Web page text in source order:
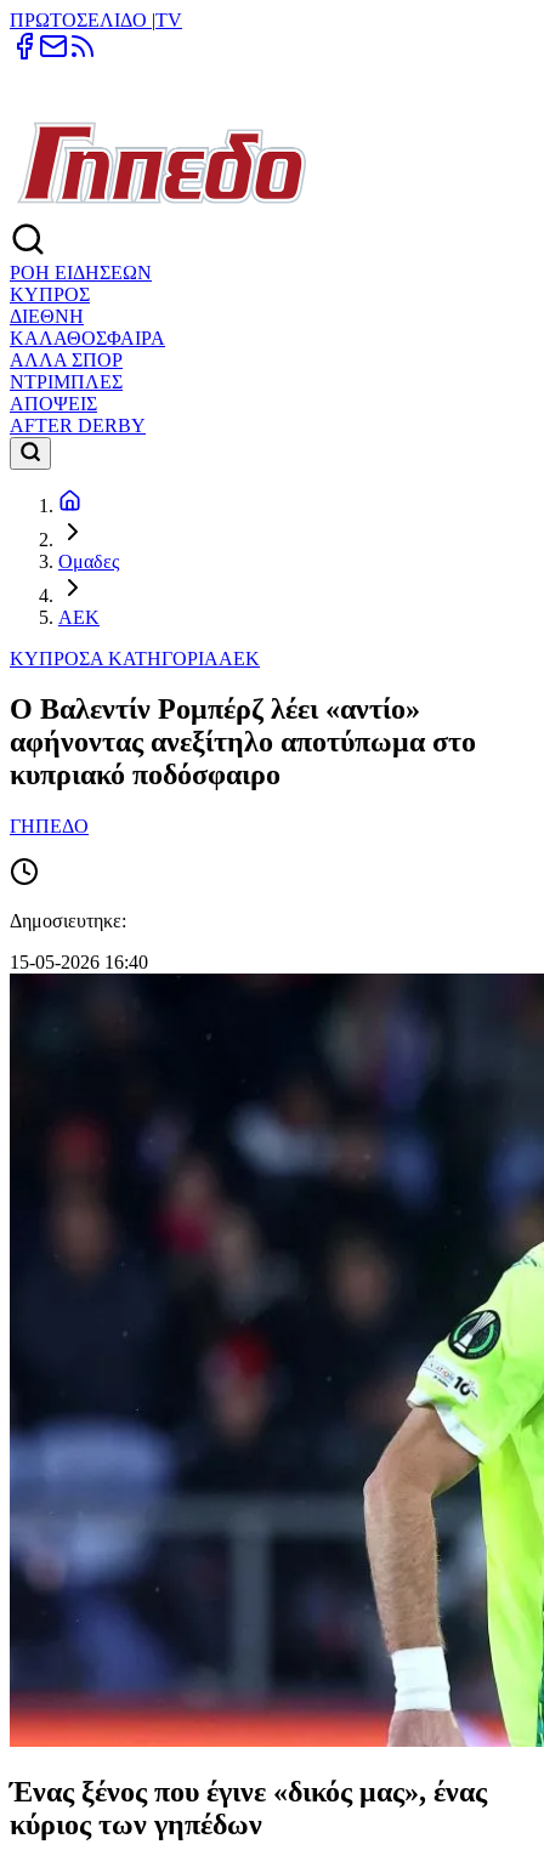
ΠΡΩΤΟΣΕΛΙΔΟ |TV
ΡΟΗ ΕΙΔΗΣΕΩΝ
ΚΥΠΡΟΣ
ΔΙΕΘΝΗ
ΚΑΛΑΘΟΣΦΑΙΡΑ
ΑΛΛΑ ΣΠΟΡ
ΝΤΡΙΜΠΛΕΣ
ΑΠΟΨΕΙΣ
AFTER DERBY
Ομαδες
ΑΕΚ
ΚΥΠΡΟΣΑ ΚΑΤΗΓΟΡΙΑΑΕΚ
Ο Βαλεντίν Ρομπέρζ λέει «αντίο»
αφήνοντας ανεξίτηλο αποτύπωμα στο
κυπριακό ποδόσφαιρο
ΓΗΠΕΔΟ
Δημοσιευτηκε:
15-05-2026 16:40
Ένας ξένος που έγινε «δικός μας», ένας
κύριος των γηπέδων